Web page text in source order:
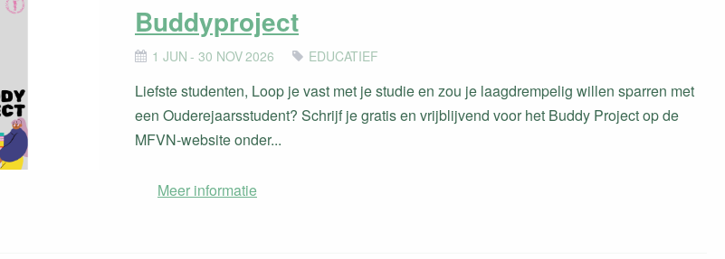
Buddyproject
1 JUN - 30 NOV 2026 EDUCATIEF
Liefste studenten, Loop je vast met je studie en zou je laagdrempelig willen sparren met
een Ouderejaarsstudent? Schrijf je gratis en vrijblijvend voor het Buddy Project op de
MFVN-website onder...
Meer informatie